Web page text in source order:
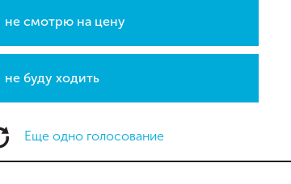
не смотрю на цену
не буду ходить
Еще одно голосование